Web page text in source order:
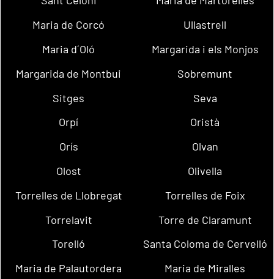
Maria de Corcó
Ullastrell
Maria d´Oló
Margarida i els Monjos
Margarida de Montbui
Sobremunt
Sitges
Seva
Orpí
Oristà
Orís
Olvan
Olost
Olivella
Torrelles de Llobregat
Torrelles de Foix
Torrelavit
Torre de Claramunt
Torelló
Santa Coloma de Cervelló
Maria de Palautordera
Maria de Miralles